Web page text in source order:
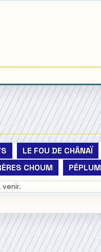
LE FOU DE CHÂNAÏ
CHOUM PÉPLUM